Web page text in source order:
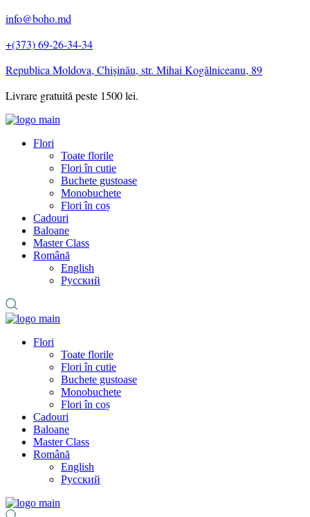
info@boho.md
+(373) 69-26-34-34
Republica Moldova, Chișinău, str. Mihai Kogălniceanu, 89
Livrare gratuită peste 1500 lei.
Flori
Toate florile
Flori în cutie
Buchete gustoase
Monobuchete
Flori în coș
Cadouri
Baloane
Master Class
Română
English
Русский
Flori
Toate florile
Flori în cutie
Buchete gustoase
Monobuchete
Flori în coș
Cadouri
Baloane
Master Class
Română
English
Русский